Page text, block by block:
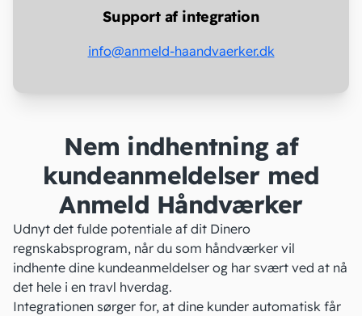
Support af integration
info@anmeld-haandvaerker.dk
Nem indhentning af
kundeanmeldelser med
Anmeld Håndværker
Udnyt det fulde potentiale af dit Dinero
regnskabsprogram, når du som håndværker vil
indhente dine kundeanmeldelser og har svært ved at nå
det hele i en travl hverdag.
Integrationen sørger for, at dine kunder automatisk får